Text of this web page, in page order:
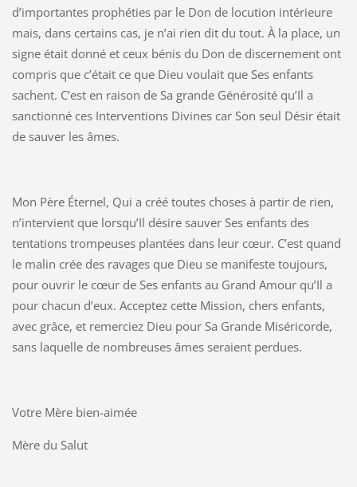
d’importantes prophéties par le Don de locution intérieure
mais, dans certains cas, je n’ai rien dit du tout. À la place, un
signe était donné et ceux bénis du Don de discernement ont
compris que c’était ce que Dieu voulait que Ses enfants
sachent. C’est en raison de Sa grande Générosité qu’Il a
sanctionné ces Interventions Divines car Son seul Désir était
de sauver les âmes.
Mon Père Éternel, Qui a créé toutes choses à partir de rien,
n’intervient que lorsqu’Il désire sauver Ses enfants des
tentations trompeuses plantées dans leur cœur. C’est quand
le malin crée des ravages que Dieu se manifeste toujours,
pour ouvrir le cœur de Ses enfants au Grand Amour qu’Il a
pour chacun d’eux. Acceptez cette Mission, chers enfants,
avec grâce, et remerciez Dieu pour Sa Grande Miséricorde,
sans laquelle de nombreuses âmes seraient perdues.
Votre Mère bien-aimée
Mère du Salut